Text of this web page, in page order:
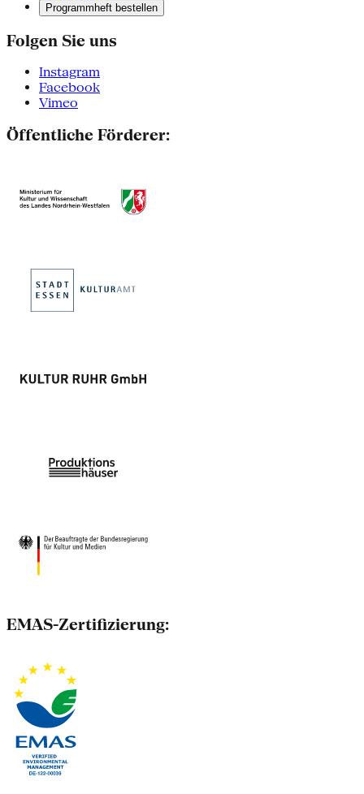
Programmheft bestellen
Folgen Sie uns
Instagram
Facebook
Vimeo
Öffentliche Förderer:
EMAS-Zertifizierung: